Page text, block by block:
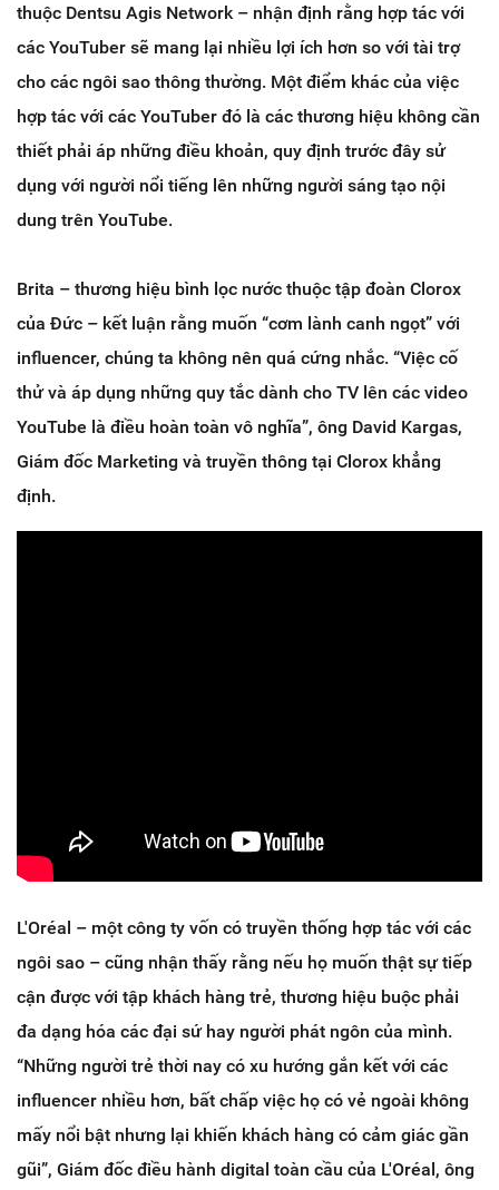
thuộc Dentsu Agis Network – nhận định rằng hợp tác với
các YouTuber sẽ mang lại nhiều lợi ích hơn so với tài trợ
cho các ngôi sao thông thường. Một điểm khác của việc
hợp tác với các YouTuber đó là các thương hiệu không cần
thiết phải áp những điều khoản, quy định trước đây sử
dụng với người nổi tiếng lên những người sáng tạo nội
dung trên YouTube.
Brita – thương hiệu bình lọc nước thuộc tập đoàn Clorox
của Đức – kết luận rằng muốn “cơm lành canh ngọt” với
influencer, chúng ta không nên quá cứng nhắc. “Việc cố
thử và áp dụng những quy tắc dành cho TV lên các video
YouTube là điều hoàn toàn vô nghĩa”, ông David Kargas,
Giám đốc Marketing và truyền thông tại Clorox khẳng
định.
L'Oréal – một công ty vốn có truyền thống hợp tác với các
ngôi sao – cũng nhận thấy rằng nếu họ muốn thật sự tiếp
cận được với tập khách hàng trẻ, thương hiệu buộc phải
đa dạng hóa các đại sứ hay người phát ngôn của mình.
“Những người trẻ thời nay có xu hướng gắn kết với các
influencer nhiều hơn, bất chấp việc họ có vẻ ngoài không
mấy nổi bật nhưng lại khiến khách hàng có cảm giác gần
gũi”, Giám đốc điều hành digital toàn cầu của L'Oréal, ông